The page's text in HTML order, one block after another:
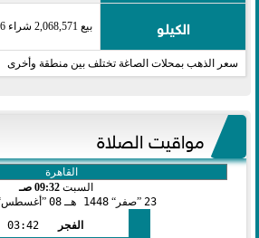
الكيلو بيع 2,068,571 شراء 2,114,286
سعر الذهب بمحلات الصاغة تختلف بين منطقة وأخرى
مواقيت الصلاة
السبت 09:32 صـ
23 صفر 1448 هـ 08 أغسطس
الفجر
03:42